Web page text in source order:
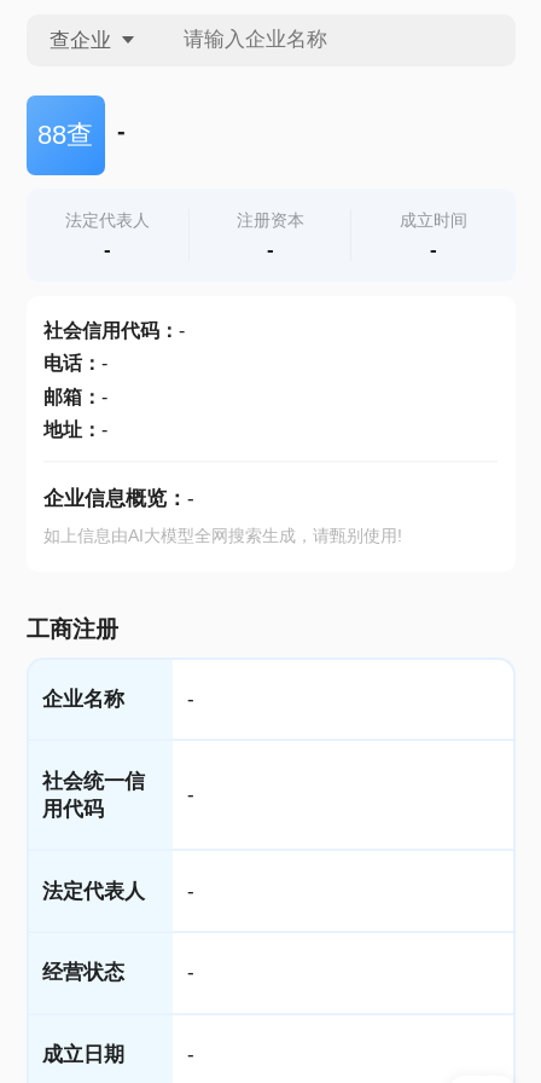
查企业
查企业
查产地
88查 -
法定代表人
-
注册资本
-
成立时间
-
社会信用代码： -
电话： -
邮箱： -
地址： -
企业信息概览： -
如上信息由AI大模型全网搜索生成，请甄别使用!
工商注册
企业名称 -
社会统一信
用代码
-
法定代表人 -
经营状态 -
成立日期 -